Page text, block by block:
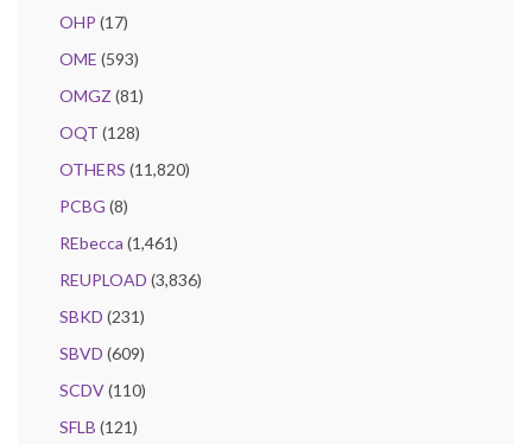
OHP (17)
OME (593)
OMGZ (81)
OQT (128)
OTHERS (11,820)
PCBG (8)
REbecca (1,461)
REUPLOAD (3,836)
SBKD (231)
SBVD (609)
SCDV(110)
SFLB (121)